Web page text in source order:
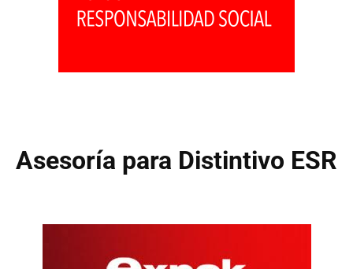
Asesoría para Distintivo ESR